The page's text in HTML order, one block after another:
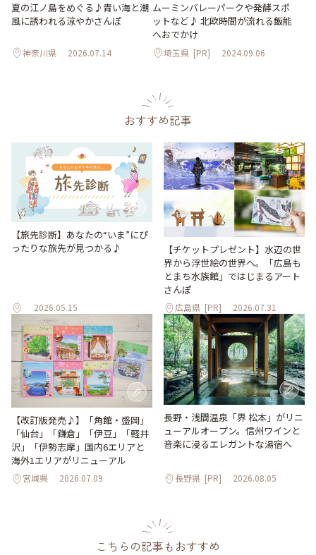
夏の江ノ島をめぐる♪青い海と潮
風に誘われる涼やかさんぽ
神奈川県 2026.07.14
ムーミンバレーパークや発酵スポ
ットなど♪ 北欧時間が流れる飯能
へおでかけ
埼玉県 [PR] 2024.09.06
おすすめ記事
【旅先診断】あなたの“いま”にぴ
ったりな旅先が見つかる♪
2026.05.15
【チケットプレゼント】水辺の世
界から浮世絵の世界へ。「広島も
とまち水族館」ではじまるアート
さんぽ
広島県 [PR] 2026.07.31
【改訂版発売♪】「角館・盛岡」
「仙台」「鎌倉」「伊豆」「軽井
沢」「伊勢志摩」国内6エリアと
海外1エリアがリニューアル
宮城県 2026.07.09
長野・浅間温泉「界 松本」がリニ
ューアルオープン。信州ワインと
音楽に浸るエレガントな湯宿へ
長野県 [PR] 2026.08.05
こちらの記事もおすすめ